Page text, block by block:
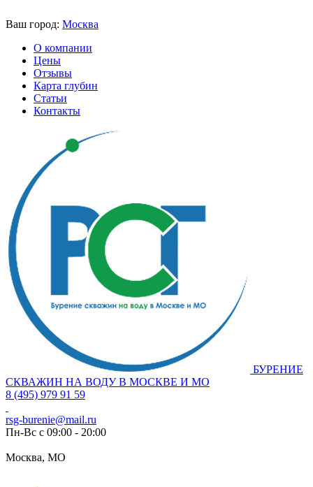
Ваш город: Москва
О компании
Цены
Отзывы
Карта глубин
Статьи
Контакты
БУРЕНИЕ
СКВАЖИН НА ВОДУ В МОСКВЕ И МО
8 (495) 979 91 59
rsg-burenie@mail.ru
Пн-Вс с 09:00 - 20:00
Москва, МО